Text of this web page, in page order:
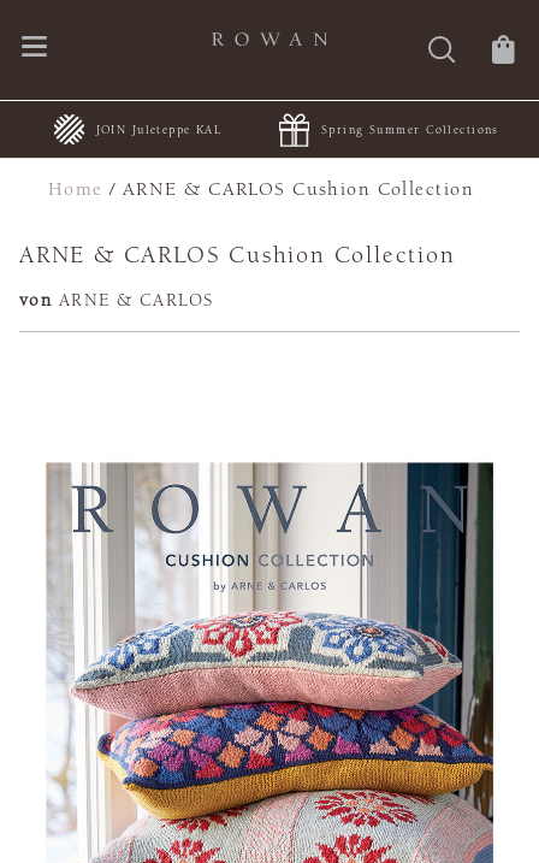
JOIN Juleteppe KAL Spring Summer Collections
Home /ARNE & CARLOS Cushion Collection
ARNE & CARLOS Cushion Collection
von ARNE & CARLOS